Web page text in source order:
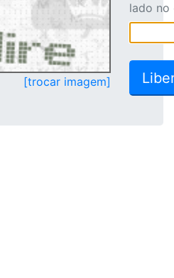
[trocar imagem]
lado no